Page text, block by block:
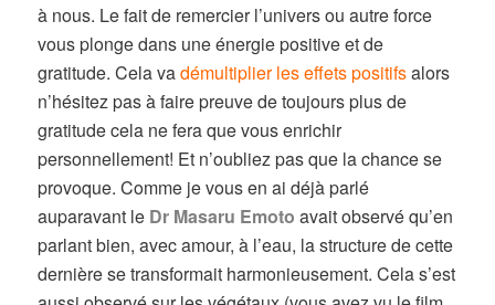
à nous. Le fait de remercier l’univers ou autre force
vous plonge dans une énergie positive et de
gratitude. Cela vadémultiplier les effets positifsalors
n’hésitez pas à faire preuve de toujours plus de
gratitude cela ne fera que vous enrichir
personnellement! Et n’oubliez pas que la chance se
provoque. Comme je vous en ai déjà parlé
auparavant le Dr Masaru Emoto avait observé qu’en
parlant bien, avec amour, à l’eau, la structure de cette
dernière se transformait harmonieusement. Cela s’est